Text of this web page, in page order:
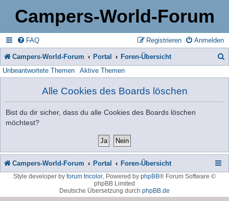
Campers-World-Forum
FAQ Anmelden
Registrieren
Campers-World-Forum Portal Foren-Übersicht
Unbeantwortete Themen Aktive Themen
Alle Cookies des Boards löschen
Bist du dir sicher, dass du alle Cookies des Boards löschen
möchtest?
Campers-World-Forum Portal Foren-Übersicht
Style developer by forum tricolor, Powered by phpBB® Forum Software ©
phpBB Limited
Deutsche Übersetzung durch phpBB.de